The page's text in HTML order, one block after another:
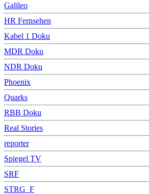
Galileo
HR Fernsehen
Kabel 1 Doku
MDR Doku
NDR Doku
Phoenix
Quarks
RBB Doku
Real Stories
reporter
Spiegel TV
SRF
STRG_F